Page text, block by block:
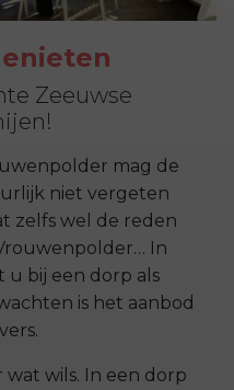
Zeeuwse
mag de
niet vergeten
zelfs wel de reden
In
bij een dorp als
is het aanbod
wat wils. In een dorp